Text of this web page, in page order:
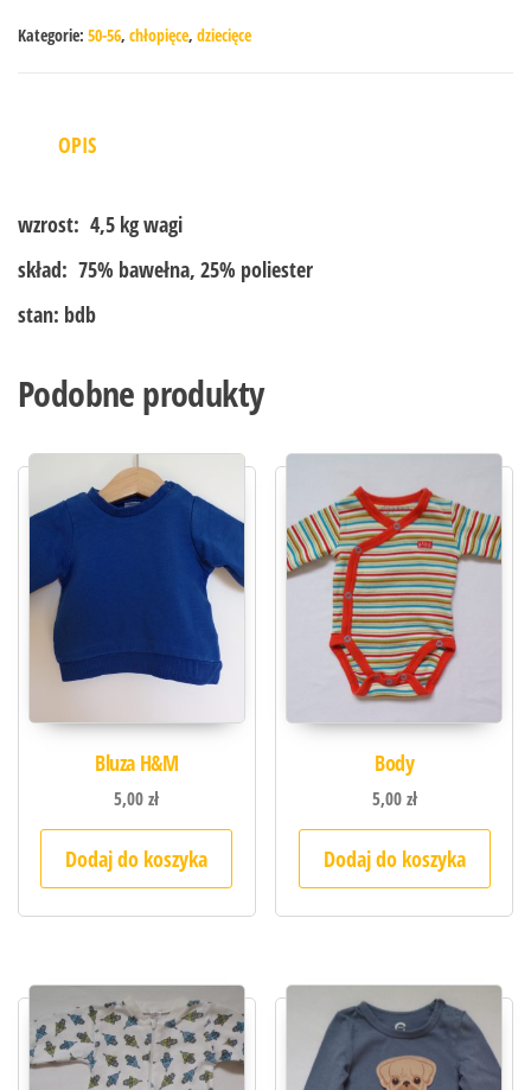
Kategorie: 50-56, chłopięce, dziecięce
OPIS
wzrost: 4,5 kg wagi
skład: 75% bawełna, 25% poliester
stan: bdb
Podobne produkty
Bluza H&M
5,00zł
Dodaj do koszyka
Body
5,00zł
Dodaj do koszyka